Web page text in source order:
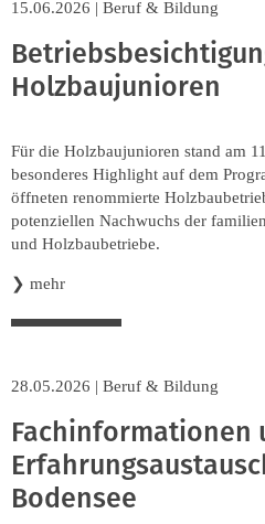
15.06.2026 | Beruf & Bildung
Holzbaujunioren
Für die Holzbaujunioren stand am
besonderes Highlight auf dem
öffneten renommierte
potenziellen Nachwuchs der
und Holzbaubetriebe.
❯ mehr
28.05.2026 | Beruf & Bildung
Fachinformationen
Bodensee